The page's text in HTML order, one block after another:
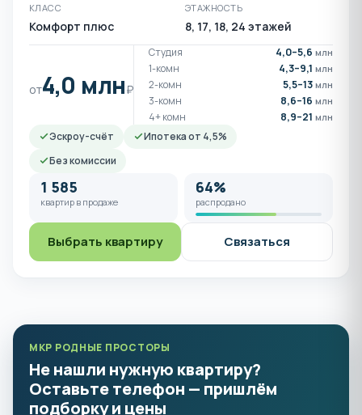
КЛАСС
Комфорт плюс
ЭТАЖНОСТЬ
8, 17, 18, 24 этажей
от4,0 млн₽
Студия 4,0–5,6 млн
1-комн 4,3–9,1 млн
2-комн 5,5–13 млн
3-комн 8,6–16 млн
4+ комн 8,9–21 млн
Эскроу-счёт
Ипотека от 4,5%
Без комиссии
1 585
квартир в продаже
64%
распродано
Выбрать квартиру Связаться
МКР РОДНЫЕ ПРОСТОРЫ
Не нашли нужную квартиру?
Оставьте телефон — пришлём
подборку и цены